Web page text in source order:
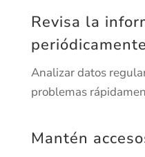
Revisa la
periódicamente
Analizar datos
problemas
Mantén